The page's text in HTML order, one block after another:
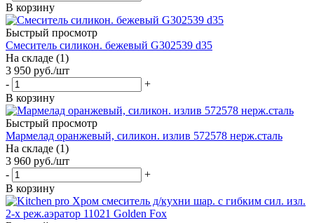
В корзину
Быстрый просмотр
Смеситель силикон. бежевый G302539 d35
На складе (1)
3 950 руб./шт
-
+
В корзину
Быстрый просмотр
Мармелад оранжевый, силикон. излив 572578 нерж.сталь
На складе (1)
3 960 руб./шт
-
+
В корзину